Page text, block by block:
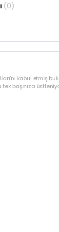
(0)
kabul etmiş
başınıza